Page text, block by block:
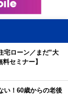
宅ローン／まだ”大
セミナー】
い！60歳からの老後